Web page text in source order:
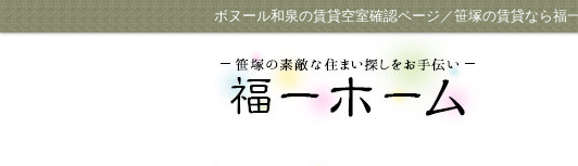
ボヌール和泉の賃貸空室確認ページ／笹塚の賃貸なら福